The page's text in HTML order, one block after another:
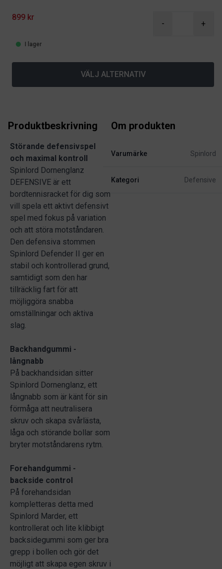
899 kr
- +
I lager
VÄLJ ALTERNATIV
Produktbeskrivning
Störande defensivspel
och maximal kontroll
Spinlord Dornenglanz
DEFENSIVE är ett
bordtennisracket för dig som
vill spela ett aktivt defensivt
spel med fokus på variation
och att störa motståndaren.
Den defensiva stommen
Spinlord Defender II ger en
stabil och kontrollerad grund,
samtidigt som den har
tillräcklig fart för att
möjliggöra snabba
omställningar och aktiva
slag.
Backhandgummi -
långnabb
På backhandsidan sitter
Spinlord Dornenglanz, ett
långnabb som är känt för sin
förmåga att neutralisera
skruv och skapa svårlästa,
låga och störande bollar som
bryter motståndarens rytm.
Forehandgummi -
backside control
På forehandsidan
kompletteras detta med
Spinlord Marder, ett
kontrollerat och lite klibbigt
backsidegummi som ger bra
grepp i bollen och gör det
möjligt att skapa egen skruv i
Om produkten
Varumärke Spinlord
Kategori Defensive